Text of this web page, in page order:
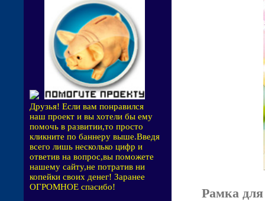
Друзья! Если вам понравился
наш проект и вы хотели бы ему
помочь в развитии,то просто
кликните по баннеру выше.Введя
всего лишь несколько цифр и
ответив на вопрос,вы поможете
нашему сайту,не потратив ни
копейки своих денег! Заранее
ОГРОМНОЕ спасибо!
Рамка